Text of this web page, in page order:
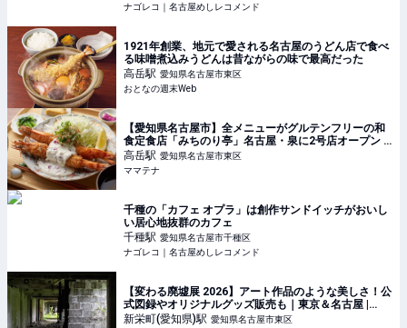
ナゴレコ｜名古屋めしレコメンド
1921年創業、地元で愛される名古屋のうどん店で食べ
る味噌煮込みうどんは昔ながらの味で最高だった
高岳駅 愛知県名古屋市東区
おとなの週末Web
【愛知県名古屋市】全メニューがグルテンフリーの和
食定食店「みちのり亭」名古屋・泉に2号店オープン |
ママテナ
高岳駅 愛知県名古屋市東区
ママテナ
千種の「カフェ オプラ」は創作サンドイッチがおいし
い居心地抜群のカフェ
千種駅 愛知県名古屋市千種区
ナゴレコ｜名古屋めしレコメンド
【変わる廃墟展 2026】アート作品のような美しさ！公
式図録やオリジナルグッズ販売も｜東京＆名古屋 |
TABIZINE～人生に旅心を～
新栄町(愛知県)駅 愛知県名古屋市東区